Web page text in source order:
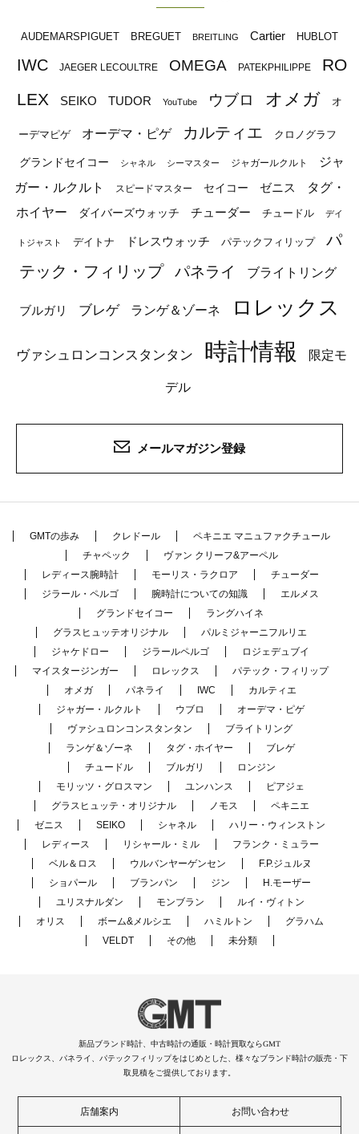
AUDEMARSPIGUET BREGUET BREITLING Cartier HUBLOT
IWC JAEGER LECOULTRE OMEGA PATEKPHILIPPE
RO
LEX
SEIKO TUDOR YouTube ウブロ オメガ オ
ーデマピゲ オーデマ・ピゲ カルティエ クロノグラフ
グランドセイコー シャネル シーマスター ジャガールクルト
ジャ
ガー・ルクルト
スピードマスター セイコー ゼニス
タグ・
ホイヤー
ダイバーズウォッチ チューダー チュードル デイ
トジャスト デイトナ ドレスウォッチ パテックフィリップ
パ
テック・フィリップ
パネライ ブライトリング
ブルガリ ブレゲ ランゲ＆ゾーネ ロレックス
ヴァシュロンコンスタンタン 時計情報 限定モ
デル
メールマガジン登録
GMTの歩み クレドール
ペキニエ マニュファクチュール
チャペック
ヴァン クリーフ&アーペル
レディース腕時計
モーリス・ラクロア
チューダー
ジラール・ペルゴ
腕時計についての知識
エルメス
グランドセイコー
ラングハイネ
グラスヒュッテオリジナル
パルミジャーニフルリエ
ジャケドロー
ジラールペルゴ
ロジェデュブイ
マイスタージンガー
ロレックス
パテック・フィリップ
オメガ
パネライ IWC
カルティエ
ジャガー・ルクルト
ウブロ
オーデマ・ピゲ
ヴァシュロンコンスタンタン
ブライトリング
ランゲ＆ゾーネ
タグ・ホイヤー
ブレゲ
チュードル
ブルガリ
ロンジン
モリッツ・グロスマン
ユンハンス
ピアジェ
グラスヒュッテ・オリジナル
ノモス
ペキニエ
ゼニス
SEIKO シャネル
ハリー・ウィンストン
レディース
リシャール・ミル
フランク・ミュラー
ベル＆ロス
ウルバンヤーゲンセン
F.P.ジュルヌ
ショパール
ブランパン ジン
H.モーザー
ユリスナルダン
モンブラン
ルイ・ヴィトン
オリス
ボーム&メルシエ ハミルトン
グラハム
VELDT
その他 未分類
新品ブランド時計、中古時計の通販・時計買取ならGMT
ロレックス、パネライ、パテックフィリップをはじめとした、様々なブランド時計の販売・下
取見積をご提供しております。
店舗案内 お問い合わせ